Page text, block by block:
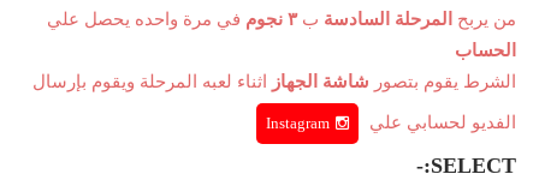
من يربح
المرحلة السادسة ب٣ نجوم
في مرة واحده يحصل علي
الحساب
الشرط يقوم بتصور شاشة الجهاز اثناء لعبه المرحلة ويقوم بإرسال
الفديو لحسابي علي Instagram
SELECT:-